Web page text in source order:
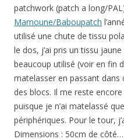
patchwork (patch a long/
Mamoune/Baboupatch
utilisé une chute de tissu
le dos, j’ai pris un tissu
beaucoup utilisé (voir en fin
matelasser en passant dans
des blocs. Il me reste
puisque je n’ai matelassé
périphériques. Pour le tour,
Dimensions : 50cm de côté…